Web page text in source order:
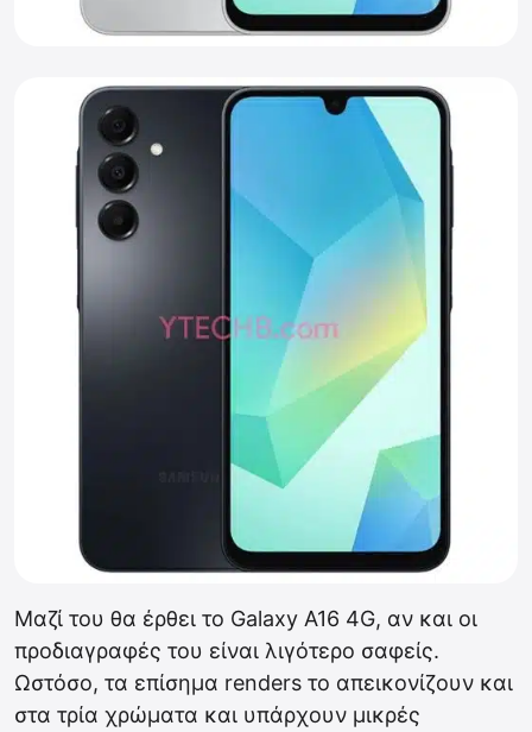
Μαζί του θα έρθει το Galaxy A16 4G, αν και οι
προδιαγραφές του είναι λιγότερο σαφείς.
Ωστόσο, τα επίσημα renders το απεικονίζουν και
στα τρία χρώματα και υπάρχουν μικρές